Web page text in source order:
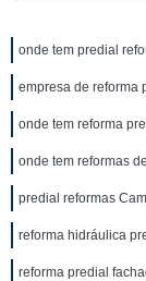
onde tem predial
empresa de reforma
onde tem reforma
onde tem reformas
predial reformas
reforma hidráulica
reforma predial